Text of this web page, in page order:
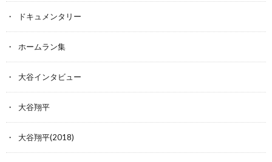
ドキュメンタリー
ホームラン集
大谷インタビュー
大谷翔平
大谷翔平(2018)